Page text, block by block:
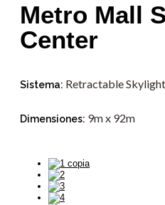
Metro Mall
Center
Sistema: Retractable
Dimensiones: 9m x 92m